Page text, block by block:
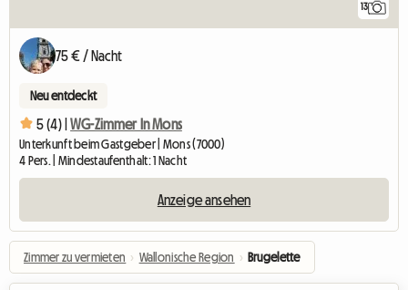
13
75 € / Nacht
Neu entdeckt
5 (4) | WG-Zimmer In Mons
Unterkunft beim Gastgeber | Mons (7000)
4 Pers. | Mindestaufenthalt: 1 Nacht
Anzeige ansehen
Zimmer zu vermieten › Wallonische Region › Brugelette